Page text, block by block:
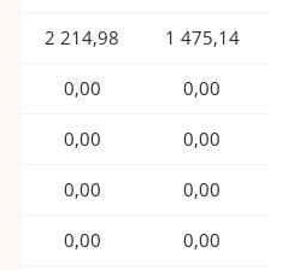
2 214,98 1 475,14
0,00 0,00
0,00 0,00
0,00 0,00
0,00 0,00